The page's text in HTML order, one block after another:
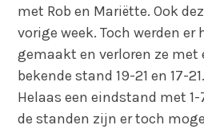
met Rob en Mariëtte. Ook
vorige week. Toch werden
gemaakt en verloren ze met
bekende stand 19-21 en 17-21.
Helaas een eindstand met
de standen zijn er toch